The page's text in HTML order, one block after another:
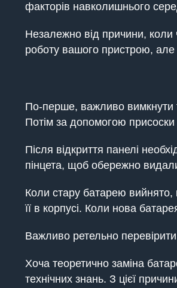
факторів навколишнього
Незалежно від причини, коли
роботу вашого пристрою,
По-перше, важливо вимкнути
Потім за допомогою присоски
Після відкриття панелі
пінцета, щоб обережно
Коли стару батарею вийнято,
її в корпусі. Коли нова
Важливо ретельно
Хоча теоретично заміна
технічних знань. З цієї